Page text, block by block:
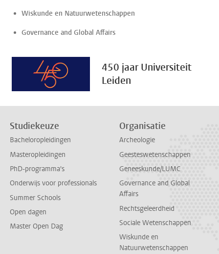
Wiskunde en Natuurwetenschappen
Governance and Global Affairs
450 jaar Universiteit
Leiden
Studiekeuze
Bacheloropleidingen
Masteropleidingen
PhD-programma's
Onderwijs voor professionals
Summer Schools
Open dagen
Master Open Dag
Organisatie
Archeologie
Geesteswetenschappen
Geneeskunde/LUMC
Governance and Global
Affairs
Rechtsgeleerdheid
Sociale Wetenschappen
Wiskunde en
Natuurwetenschappen